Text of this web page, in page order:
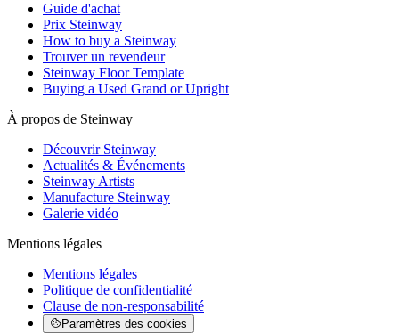
Guide d'achat
Prix Steinway
How to buy a Steinway
Trouver un revendeur
Steinway Floor Template
Buying a Used Grand or Upright
À propos de Steinway
Découvrir Steinway
Actualités & Événements
Steinway Artists
Manufacture Steinway
Galerie vidéo
Mentions légales
Mentions légales
Politique de confidentialité
Clause de non-responsabilité
Paramètres des cookies